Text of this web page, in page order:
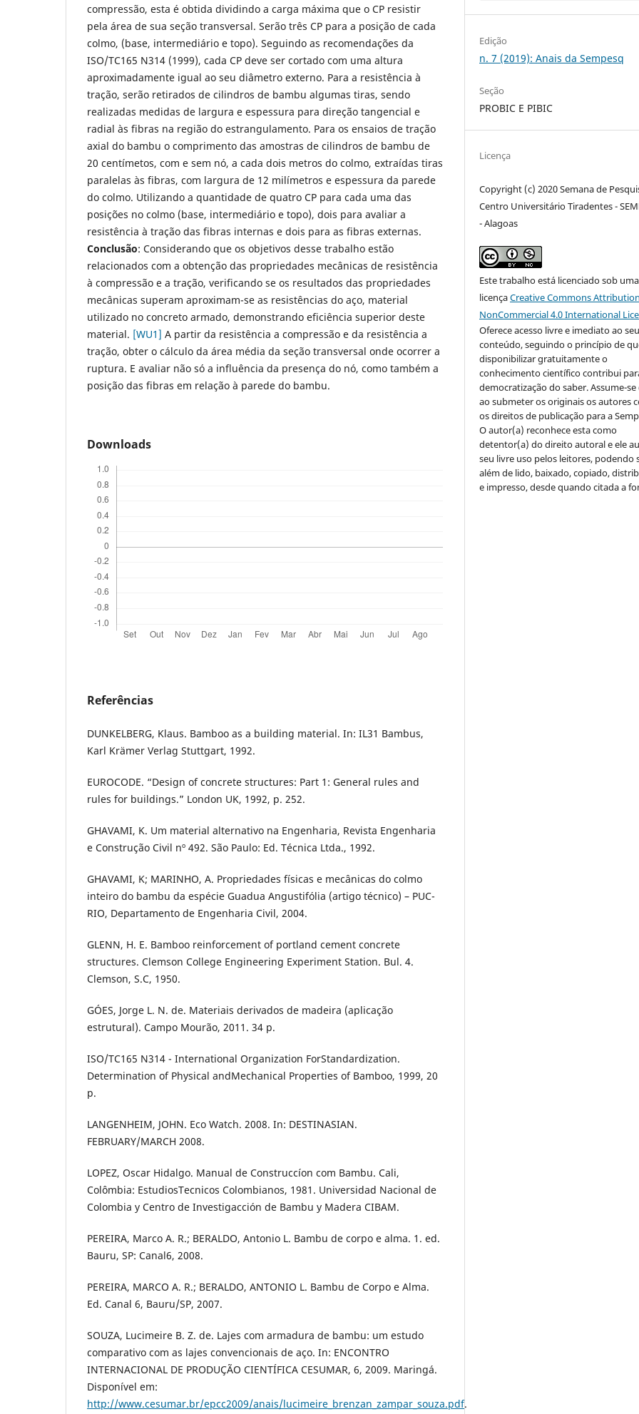
compressão, esta é obtida dividindo a carga máxima que o CP resistir
pela área de sua seção transversal. Serão três CP para a posição de cada
colmo, (base, intermediário e topo). Seguindo as recomendações da
ISO/TC165 N314 (1999), cada CP deve ser cortado com uma altura
aproximadamente igual ao seu diâmetro externo. Para a resistência à
tração, serão retirados de cilindros de bambu algumas tiras, sendo
realizadas medidas de largura e espessura para direção tangencial e
radial às fibras na região do estrangulamento. Para os ensaios de tração
axial do bambu o comprimento das amostras de cilindros de bambu de
20 centímetos, com e sem nó, a cada dois metros do colmo, extraídas tiras
paralelas às fibras, com largura de 12 milímetros e espessura da parede
do colmo. Utilizando a quantidade de quatro CP para cada uma das
posições no colmo (base, intermediário e topo), dois para avaliar a
resistência à tração das fibras internas e dois para as fibras externas.
Conclusão: Considerando que os objetivos desse trabalho estão
relacionados com a obtenção das propriedades mecânicas de resistência
à compressão e a tração, verificando se os resultados das propriedades
mecânicas superam aproximam-se as resistências do aço, material
utilizado no concreto armado, demonstrando eficiência superior deste
material. [WU1] A partir da resistência a compressão e da resistência a
tração, obter o cálculo da área média da seção transversal onde ocorrer a
ruptura. E avaliar não só a influência da presença do nó, como também a
posição das fibras em relação à parede do bambu.
Downloads
Referências
DUNKELBERG, Klaus. Bamboo as a building material. In: IL31 Bambus,
Karl Krämer Verlag Stuttgart, 1992.
EUROCODE. “Design of concrete structures: Part 1: General rules and
rules for buildings.” London UK, 1992, p. 252.
GHAVAMI, K. Um material alternativo na Engenharia, Revista Engenharia
e Construção Civil nº 492. São Paulo: Ed. Técnica Ltda., 1992.
GHAVAMI, K; MARINHO, A. Propriedades físicas e mecânicas do colmo
inteiro do bambu da espécie Guadua Angustifólia (artigo técnico) – PUC-
RIO, Departamento de Engenharia Civil, 2004.
GLENN, H. E. Bamboo reinforcement of portland cement concrete
structures. Clemson College Engineering Experiment Station. Bul. 4.
Clemson, S.C, 1950.
GÓES, Jorge L. N. de. Materiais derivados de madeira (aplicação
estrutural). Campo Mourão, 2011. 34 p.
ISO/TC165 N314 - International Organization ForStandardization.
Determination of Physical andMechanical Properties of Bamboo, 1999, 20
p.
LANGENHEIM, JOHN. Eco Watch. 2008. In: DESTINASIAN.
FEBRUARY/MARCH 2008.
LOPEZ, Oscar Hidalgo. Manual de Construccíon com Bambu. Cali,
Colômbia: EstudiosTecnicos Colombianos, 1981. Universidad Nacional de
Colombia y Centro de Investigacción de Bambu y Madera CIBAM.
PEREIRA, Marco A. R.; BERALDO, Antonio L. Bambu de corpo e alma. 1. ed.
Bauru, SP: Canal6, 2008.
PEREIRA, MARCO A. R.; BERALDO, ANTONIO L. Bambu de Corpo e Alma.
Ed. Canal 6, Bauru/SP, 2007.
SOUZA, Lucimeire B. Z. de. Lajes com armadura de bambu: um estudo
comparativo com as lajes convencionais de aço. In: ENCONTRO
INTERNACIONAL DE PRODUÇÃO CIENTÍFICA CESUMAR, 6, 2009. Maringá.
Disponível em:
http://www.cesumar.br/epcc2009/anais/lucimeire_brenzan_zampar_souza.pdf.
Edição
n. 7 (2019): Anais da Sempesq
Seção
PROBIC E PIBIC
Licença
Copyright (c) 2020 Semana de
Centro Universitário Tiradentes -
- Alagoas
Este trabalho está licenciado sob uma
licençaCreative Commons
NonCommercial 4.0 International
Oferece acesso livre e imediato ao seu
conteúdo, seguindo o princípio de
disponibilizar gratuitamente o
conhecimento científico contribui
democratização do saber. Assume-se
ao submeter os originais os autores
os direitos de publicação para a
O autor(a) reconhece esta como
detentor(a) do direito autoral e ele
seu livre uso pelos leitores, podendo
além de lido, baixado, copiado,
e impresso, desde quando citada a